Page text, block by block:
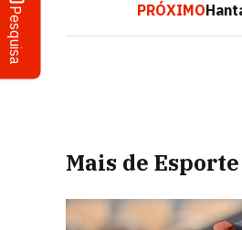
Pesquisa PRÓXIMO
Mais de Esporte